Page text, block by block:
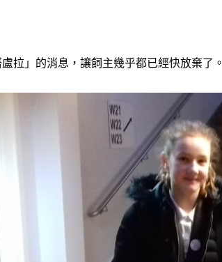
拉」的消息，讓飼主幾乎都已經快放棄了。